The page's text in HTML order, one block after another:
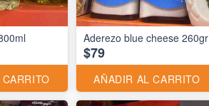
Aderezo blue cheese 260gr
$79
AÑADIR AL CARRITO